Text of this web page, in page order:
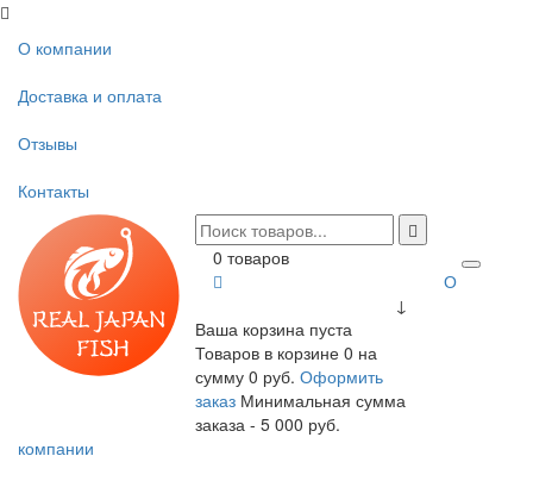
О компании
Доставка и оплата
Отзывы
Контакты
0 товаров
↓
Ваша корзина пуста
Товаров в корзине0 на
сумму0 руб. Оформить
заказ Минимальная сумма
заказа - 5 000 руб.
О
компании